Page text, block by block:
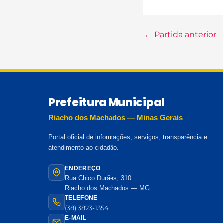
← Partida anterior
Prefeitura Municipal
Riacho dos Machados — Minas Gerais
Portal oficial de informações, serviços, transparência e
atendimento ao cidadão.
ENDEREÇO
Rua Chico Durães, 310
Riacho dos Machados — MG
TELEFONE
(38) 3823-1354
E-MAIL